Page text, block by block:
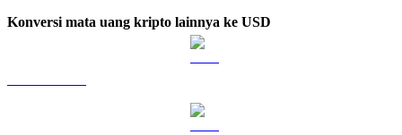
Konversi mata uang kripto lainnya ke USD